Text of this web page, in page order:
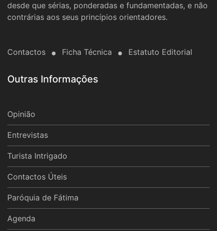
desde que sérias, ponderadas e fundamentadas, e não
contrárias aos seus princípios orientadores.
Contactos Ficha Técnica Estatuto Editorial
Outras Informações
Opinião
Entrevistas
Turista Intrigado
Contactos Úteis
Paróquia de Fátima
Agenda